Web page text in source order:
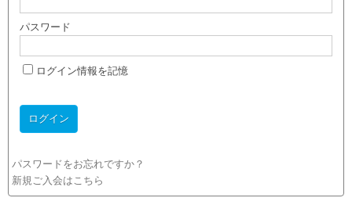
パスワード
ログイン情報を記憶
パスワードをお忘れですか？
新規ご入会はこちら